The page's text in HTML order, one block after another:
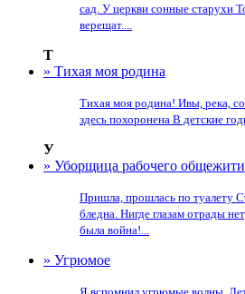
сад. У церкви сонные старухи
верещат....
Т
» Тихая моя родина
Тихая моя родина! Ивы, река,
здесь похоронена В детские
У
» Уборщица рабочего
Пришла, прошлась по туалету
бледна. Нигде глазам отрады
была война!...
» Угрюмое